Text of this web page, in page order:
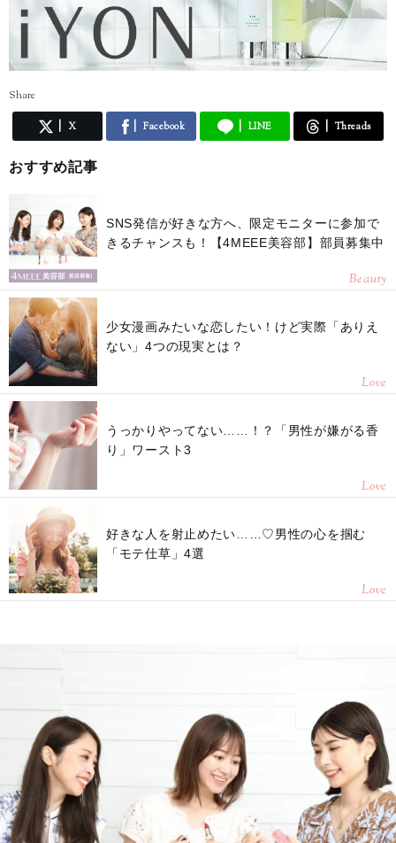
Share
X Facebook LINE Threads
おすすめ記事
SNS発信が好きな方へ、限定モニターに参加で
きるチャンスも！【4MEEE美容部】部員募集中
Beauty
少女漫画みたいな恋したい！けど実際「ありえ
ない」4つの現実とは？
Love
うっかりやってない……！？「男性が嫌がる香
り」ワースト3
Love
好きな人を射止めたい……♡男性の心を掴む
「モテ仕草」4選
Love